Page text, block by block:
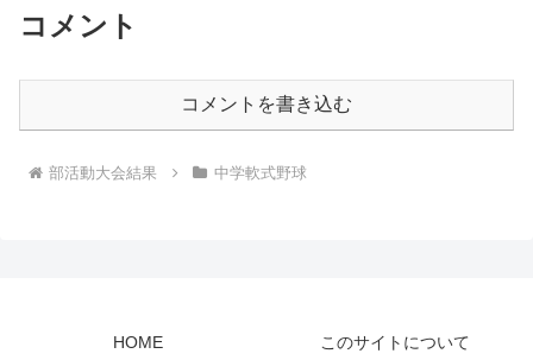
コメント
コメントを書き込む
部活動大会結果 中学軟式野球
HOME このサイトについて